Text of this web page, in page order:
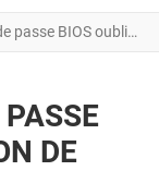
: solution de réinitialisation
DE